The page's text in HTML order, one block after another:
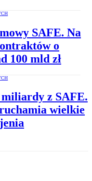
SAFE. Na
o
100 mld zł
z SAFE.
wielkie